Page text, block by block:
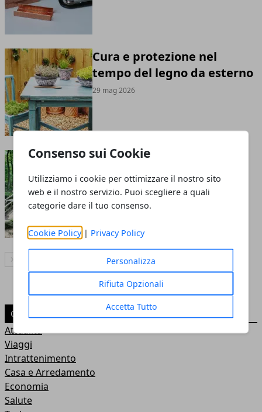
Consenso sui Cookie
Utilizziamo i cookie per ottimizzare il nostro sito
web e il nostro servizio. Puoi scegliere a quali
categorie dare il tuo consenso.
Cookie Policy | Privacy Policy
Personalizza
Rifiuta Opzionali
Accetta Tutto
Cura e protezione nel
tempo del legno da esterno
29 mag 2026
Accessori da giardino tra
comfort e personalità
20 mag 2026
Articolo Successivo
CATEGORIE
Attualità
Viaggi
Intrattenimento
Casa e Arredamento
Economia
Salute